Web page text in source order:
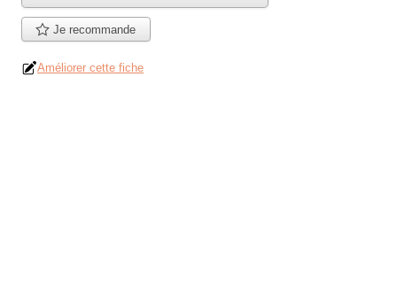
Je recommande
Améliorer cette fiche